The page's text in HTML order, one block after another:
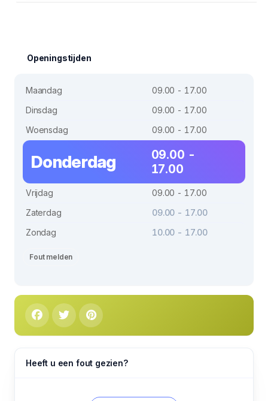
Openingstijden
Maandag
09.00 - 17.00
Dinsdag
09.00 - 17.00
Woensdag
09.00 - 17.00
Donderdag
09.00 -
17.00
Vrijdag
09.00 - 17.00
Zaterdag
09.00 - 17.00
Zondag
10.00 - 17.00
Fout melden
Heeft u een fout gezien?